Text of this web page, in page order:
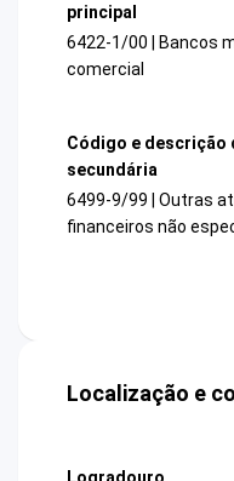
principal
6422-1/00 | Bancos
comercial
Código e descrição
secundária
6499-9/99 | Outras
financeiros não
Localização e